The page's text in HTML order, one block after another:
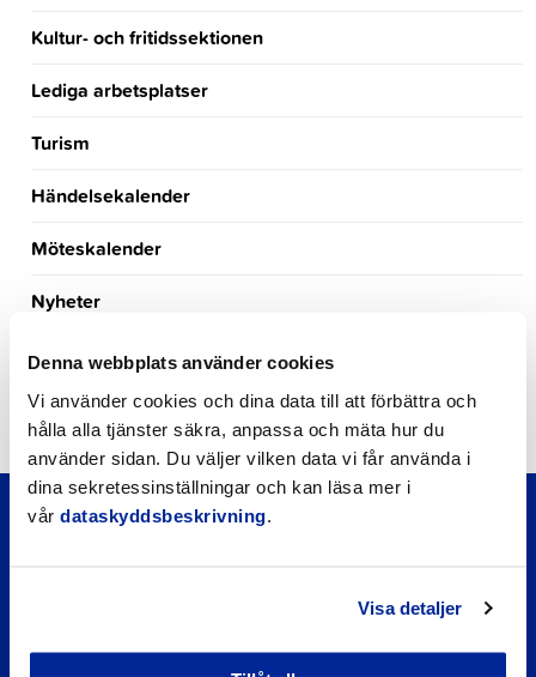
Denna webbplats använder cookies
Vi använder cookies och dina data till att förbättra och
hålla alla tjänster säkra, anpassa och mäta hur du
använder sidan. Du väljer vilken data vi får använda i
dina sekretessinställningar och kan läsa mer i
vår dataskyddsbeskrivning
Visa detaljer
Kultur- och fritidssektionen
Lediga arbetsplatser
Turism
Händelsekalender
Möteskalender
Nyheter
Kungörelser
Okategoriserade